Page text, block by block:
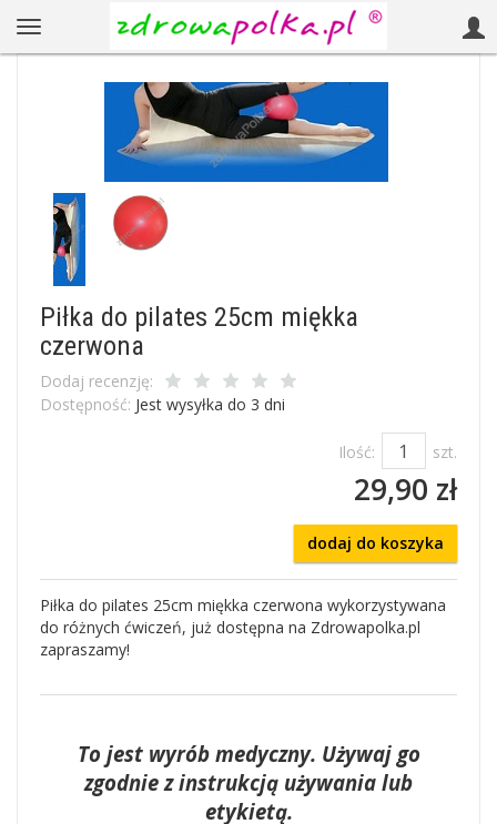
Piłka do pilates 25cm miękka
czerwona
Dodaj recenzję:
Dostępność: Jest wysyłka do 3 dni
Ilość: szt.
29,90 zł
dodaj do koszyka
Piłka do pilates 25cm miękka czerwona wykorzystywana
do różnych ćwiczeń, już dostępna na Zdrowapolka.pl
zapraszamy!
To jest wyrób medyczny. Używaj go
zgodnie z instrukcją używania lub
etykietą.